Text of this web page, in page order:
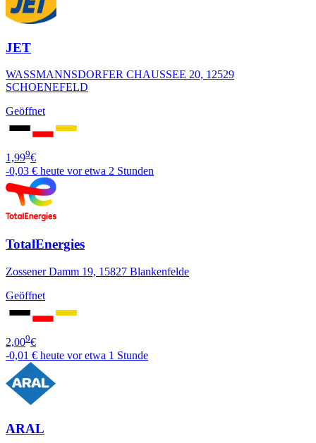
JET
WASSMANNSDORFER CHAUSSEE 20, 12529
SCHOENEFELD
Geöffnet
1,999€
-0,03 € heute vor etwa 2 Stunden
TotalEnergies
Zossener Damm 19, 15827 Blankenfelde
Geöffnet
2,009€
-0,01 € heute vor etwa 1 Stunde
ARAL